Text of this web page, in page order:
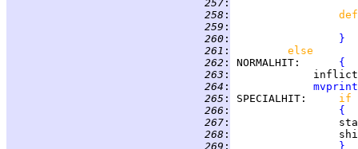
257 :
258 :
259 :
260 :
}
261 :
else
262 : NORMALHIT : {
263 :
264 :
265 : SPECIALHIT : if
266 :
{
267 :
268 :
269 :
}